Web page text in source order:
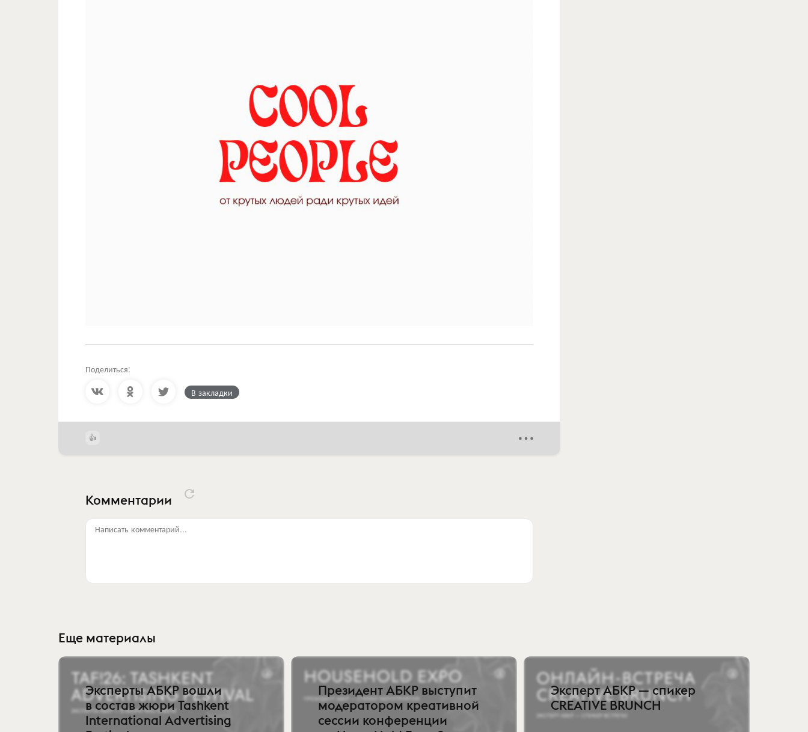
Поделиться:
В закладки
Комментарии
Написать комментарий...
Еще материалы
Эксперты АБКР вошли
в состав жюри Tashkent
International Advertising
Президент АБКР выступит
модератором креативной
сессии конференции
Эксперт АБКР — спикер
CREATIVE BRUNCH